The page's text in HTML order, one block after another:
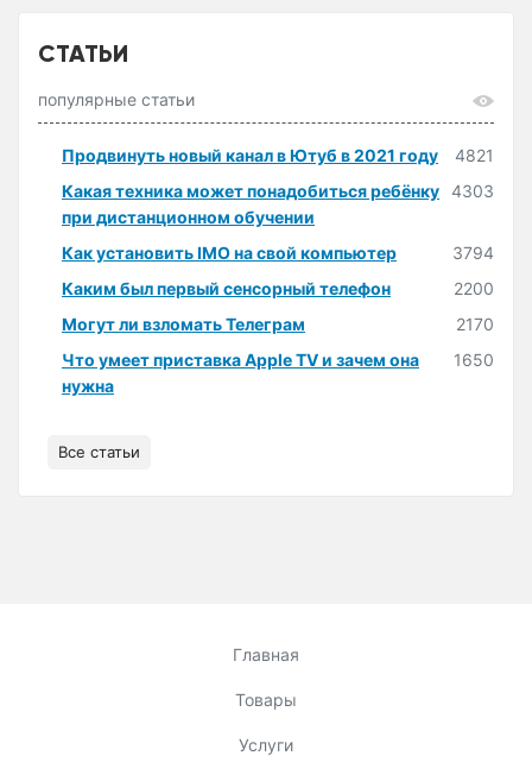
СТАТЬИ
популярные статьи
Продвинуть новый канал в Ютуб в 2021 году
4821
Какая техника может понадобиться ребёнку
при дистанционном обучении
4303
Как установить IMO на свой компьютер
3794
Каким был первый сенсорный телефон
2200
Могут ли взломать Телеграм
2170
Что умеет приставка Apple TV и зачем она
нужна
1650
Все статьи
Главная
Товары
Услуги